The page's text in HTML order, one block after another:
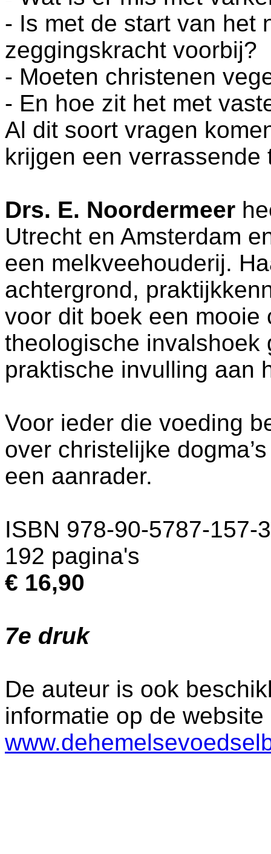
- Is met de start van het
zeggingskracht voorbij?
- Moeten christenen
- En hoe zit het met
Al dit soort vragen
krijgen een
Drs. E. Noordermeer
Utrecht en Amsterdam
een melkveehouderij.
achtergrond,
voor dit boek een mooie
theologische invalshoek
praktische invulling aan
Voor ieder die voeding
over christelijke
een aanrader.
ISBN 978-90-5787-157-3
192 pagina's
€ 16,90
7e druk
De auteur is ook
informatie op de